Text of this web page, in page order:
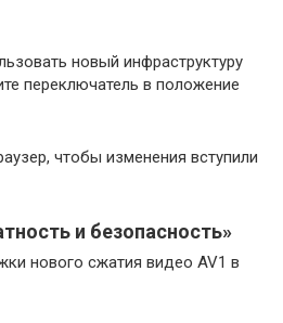
новый инфраструктуру
переключатель в положение
чтобы изменения вступили
и безопасность»
нового сжатия видео AV1 в